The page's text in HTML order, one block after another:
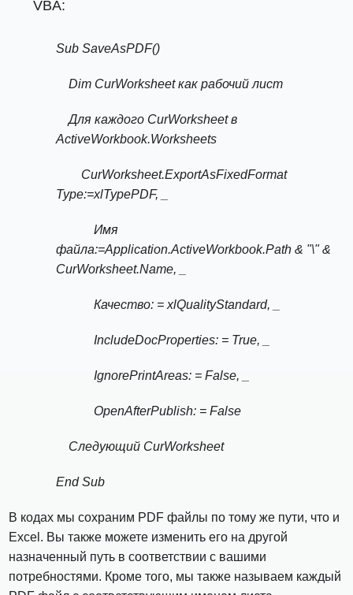
VBA:
Sub SaveAsPDF()
Dim CurWorksheet как рабочий лист
Для каждого CurWorksheet в
ActiveWorkbook.Worksheets
CurWorksheet.ExportAsFixedFormat
Type:=xlTypePDF, _
Имя
файла:=Application.ActiveWorkbook.Path & "\" &
CurWorksheet.Name, _
Качество: = xlQualityStandard, _
IncludeDocProperties: = True, _
IgnorePrintAreas: = False, _
OpenAfterPublish: = False
Следующий CurWorksheet
End Sub
В кодах мы сохраним PDF файлы по тому же пути, что и
Excel. Вы также можете изменить его на другой
назначенный путь в соответствии с вашими
потребностями. Кроме того, мы также называем каждый